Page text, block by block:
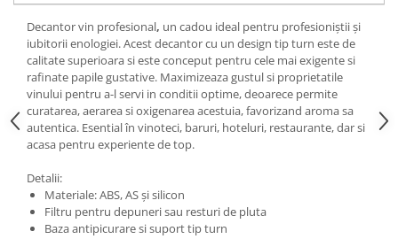
Decantor vin profesional, un cadou ideal pentru profesioniștii și
iubitorii enologiei. Acest decantor cu un design tip turn este de
calitate superioara si este conceput pentru cele mai exigente si
rafinate papile gustative. Maximizeaza gustul si proprietatile
vinului pentru a-l servi in conditii optime, deoarece permite
curatarea, aerarea si oxigenarea acestuia, favorizand aroma sa
autentica. Esential în vinoteci, baruri, hoteluri, restaurante, dar si
acasa pentru experiente de top.
Detalii:
Materiale: ABS, AS și silicon
Filtru pentru depuneri sau resturi de pluta
Baza antipicurare si suport tip turn